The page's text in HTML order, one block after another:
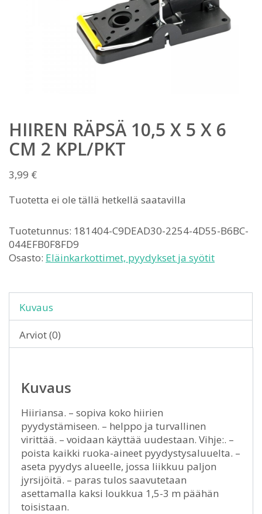
HIIREN RÄPSÄ 10,5 X 5 X 6
CM 2 KPL/PKT
3,99 €
Tuotetta ei ole tällä hetkellä saatavilla
Tuotetunnus: 181404-C9DEAD30-2254-4D55-B6BC-
044EFB0F8FD9
Osasto: Eläinkarkottimet, pyydykset ja syötit
Kuvaus
Arviot (0)
Kuvaus
Hiiriansa. – sopiva koko hiirien
pyydystämiseen. – helppo ja turvallinen
virittää. – voidaan käyttää uudestaan. Vihje:. –
poista kaikki ruoka-aineet pyydystysaluuelta. –
aseta pyydys alueelle, jossa liikkuu paljon
jyrsijöitä. – paras tulos saavutetaan
asettamalla kaksi loukkua 1,5-3 m päähän
toisistaan.